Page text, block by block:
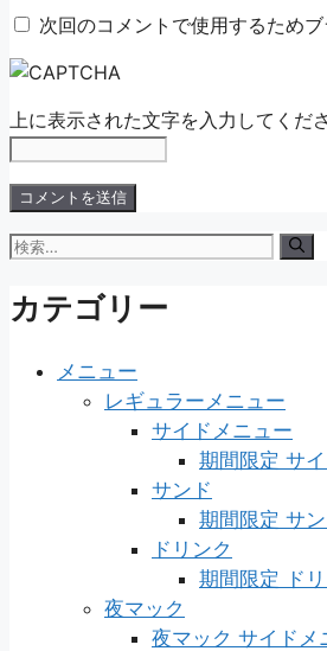
次回のコメントで使用するため
上に表示された文字を入力してくださ
検
カテゴリー
メニュー
レギュラーメニュー
サイドメニュー
期間限定 サ
サンド
期間限定 サ
ドリンク
期間限定 ド
夜マック
夜マック サイドメ